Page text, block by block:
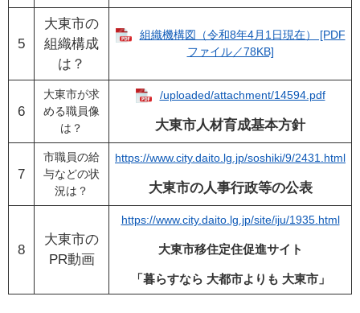
5
大東市の
組織構成
は？
組織機構図（令和8年4月1日現在） [PDF
ファイル／78KB]
6
大東市が求
める職員像
は？
/uploaded/attachment/14594.pdf
大東市人材育成基本方針
7
市職員の給
与などの状
況は？
https://www.city.daito.lg.jp/soshiki/9/2431.html
大東市の人事行政等の公表
8
大東市の
PR動画
https://www.city.daito.lg.jp/site/iju/1935.html
大東市移住定住促進サイト
「暮らすなら 大都市よりも 大東市」